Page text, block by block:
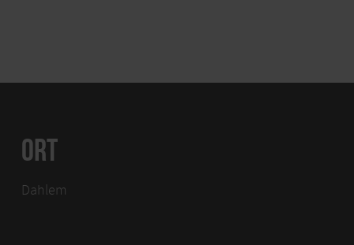
ORT
Dahlem